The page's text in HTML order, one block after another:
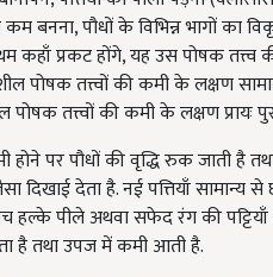
बनना, पौधों के विभिन्न भागों का
कहाँ प्रकट होंगे, यह उस पोषक तत्त्व
पोषक तत्त्वों की कमी के लक्षण
तत्त्वों की कमी के लक्षण प्रायः
होने पर पौधों की वृद्धि रुक जाती है
देता है. नई पत्तियाँ सामान्य
पीले अथवा सफेद रंग की पट्टियाँ
है तथा उपज में कमी आती है.